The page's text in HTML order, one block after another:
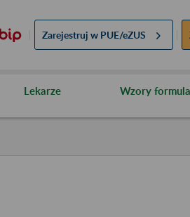
Zarejestruj w PUE/eZUS
Lekarze Wzory